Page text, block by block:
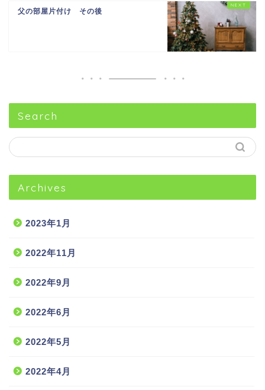
父の部屋片付け その後
Search
Archives
2023年1月
2022年11月
2022年9月
2022年6月
2022年5月
2022年4月